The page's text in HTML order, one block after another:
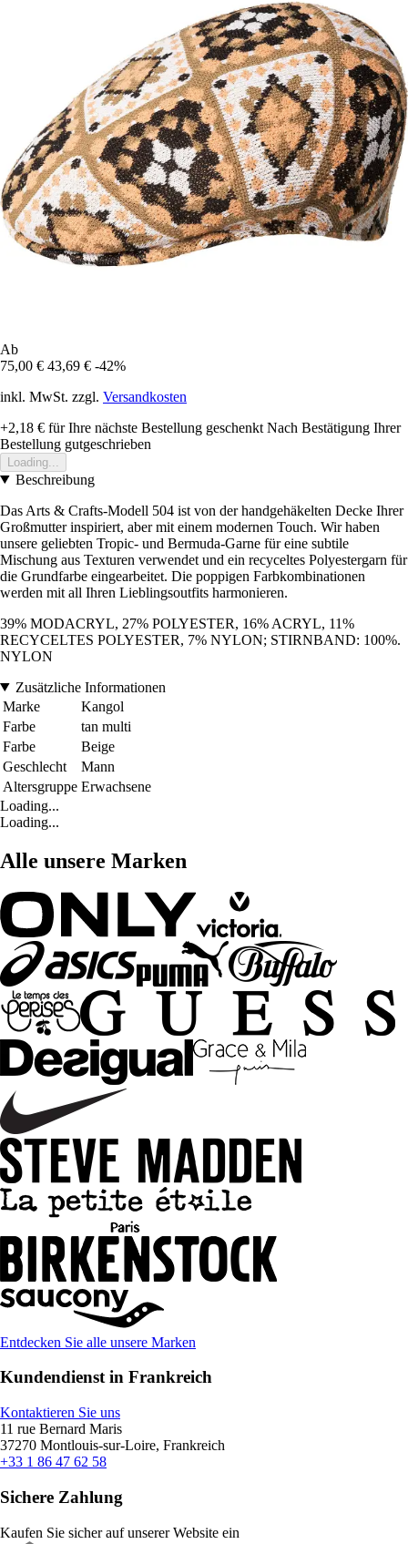
Ab
75,00 € 43,69 € -42%
inkl. MwSt. zzgl. Versandkosten
+2,18 € für Ihre nächste Bestellung geschenkt Nach Bestätigung Ihrer
Bestellung gutgeschrieben
Loading...
Beschreibung
Das Arts & Crafts-Modell 504 ist von der handgehäkelten Decke Ihrer
Großmutter inspiriert, aber mit einem modernen Touch. Wir haben
unsere geliebten Tropic- und Bermuda-Garne für eine subtile
Mischung aus Texturen verwendet und ein recyceltes Polyestergarn für
die Grundfarbe eingearbeitet. Die poppigen Farbkombinationen
werden mit all Ihren Lieblingsoutfits harmonieren.
39% MODACRYL, 27% POLYESTER, 16% ACRYL, 11%
RECYCELTES POLYESTER, 7% NYLON; STIRNBAND: 100%.
NYLON
Zusätzliche Informationen
Marke
Kangol
Farbe
tan multi
Farbe
Beige
Geschlecht
Mann
Altersgruppe Erwachsene
Loading...
Loading...
Alle unsere Marken
Entdecken Sie alle unsere Marken
Kundendienst in Frankreich
Kontaktieren Sie uns
11 rue Bernard Maris
37270 Montlouis-sur-Loire, Frankreich
+33 1 86 47 62 58
Sichere Zahlung
Kaufen Sie sicher auf unserer Website ein